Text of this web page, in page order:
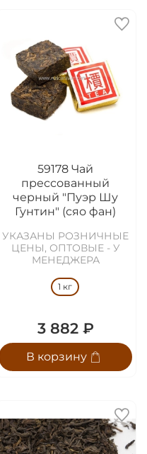
59178 Чай
прессованный
черный "Пуэр Шу
Гунтин" (сяо фан)
УКАЗАНЫ РОЗНИЧНЫЕ
ЦЕНЫ, ОПТОВЫЕ - У
МЕНЕДЖЕРА
1 кг
3 882 ₽
В корзину